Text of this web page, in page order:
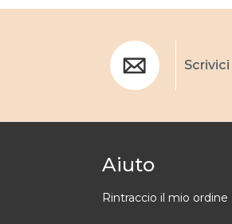
Scrivici
Aiuto
Rintraccio il mio ordine